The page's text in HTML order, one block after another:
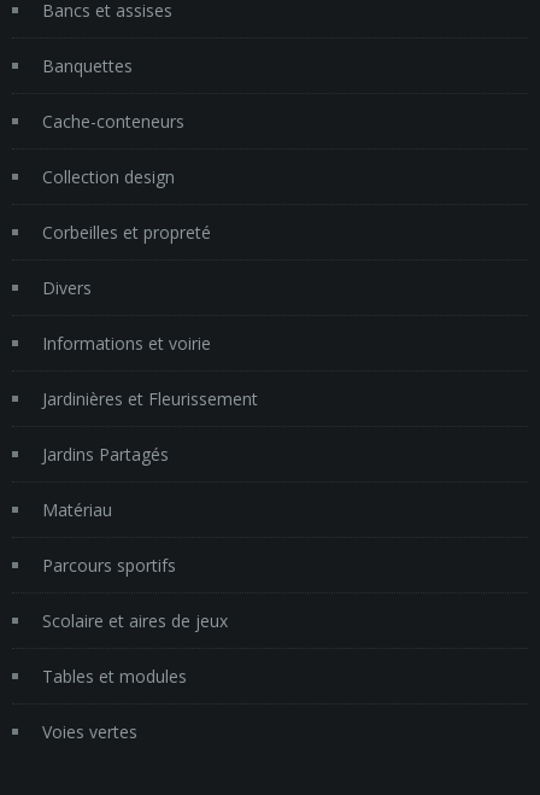
Bancs et assises
Banquettes
Cache-conteneurs
Collection design
Corbeilles et propreté
Divers
Informations et voirie
Jardinières et Fleurissement
Jardins Partagés
Matériau
Parcours sportifs
Scolaire et aires de jeux
Tables et modules
Voies vertes